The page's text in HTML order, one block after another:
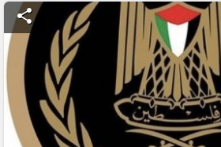
share